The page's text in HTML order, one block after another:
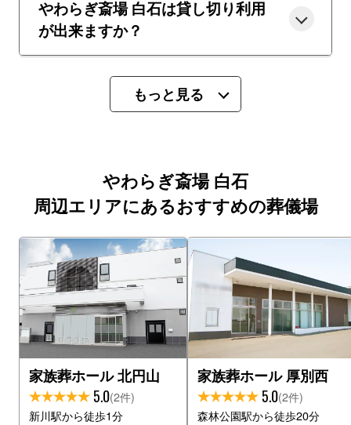
やわらぎ斎場 白石は貸し切り利用
が出来ますか？
もっと見る
やわらぎ斎場 白石
周辺エリアにあるおすすめの葬儀場
家族葬ホール 北円山
5.0(2件)
新川駅から徒歩1分
家族葬ホール 厚別西
5.0(2件)
森林公園駅から徒歩20分